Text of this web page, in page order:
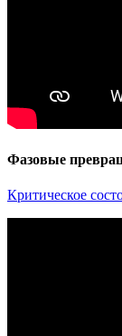
Фазовые
Критическое